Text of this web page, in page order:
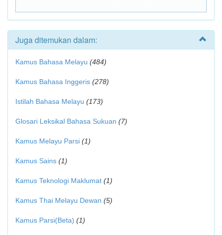
Juga ditemukan dalam:
Kamus Bahasa Melayu (484)
Kamus Bahasa Inggeris (278)
Istilah Bahasa Melayu (173)
Glosari Leksikal Bahasa Sukuan (7)
Kamus Melayu Parsi (1)
Kamus Sains (1)
Kamus Teknologi Maklumat (1)
Kamus Thai Melayu Dewan (5)
Kamus Parsi(Beta) (1)